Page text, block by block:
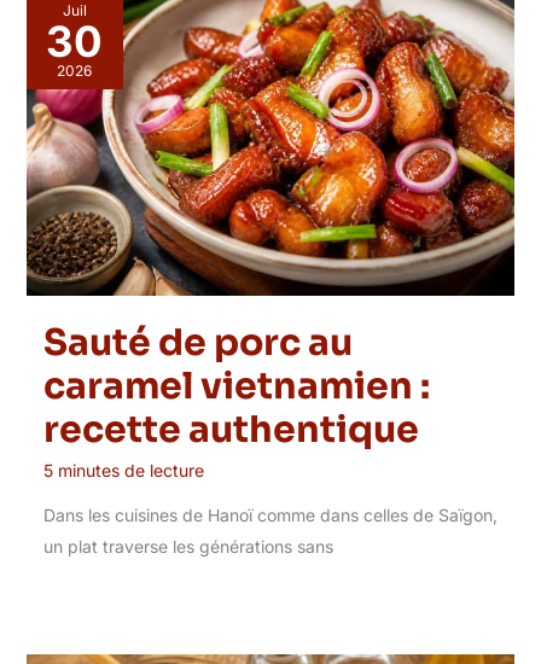
Juil
30
2026
Sauté de porc au
caramel vietnamien :
recette authentique
5 minutes de lecture
Dans les cuisines de Hanoï comme dans celles de Saïgon,
un plat traverse les générations sans